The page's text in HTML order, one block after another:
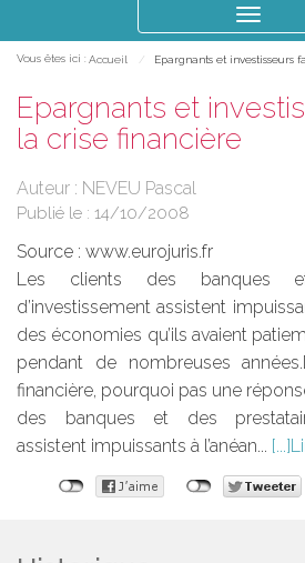
le
Vous êtes ici : Accueil Epargnants et investisseurs
Epargnants et
la crise financière
Auteur : NEVEU Pascal
Publié le : 14/10/2008
Source : www.eurojuris.fr
Les clients des banques
d’investissement assistent
des économies qu’ils avaient
pendant de nombreuses
financière, pourquoi pas une
des banques et des
assistent impuissants à l’anéan...